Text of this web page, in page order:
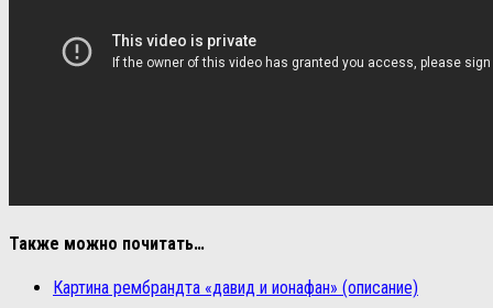
Также можно почитать…
Картина рембрандта «давид и ионафан» (описание)